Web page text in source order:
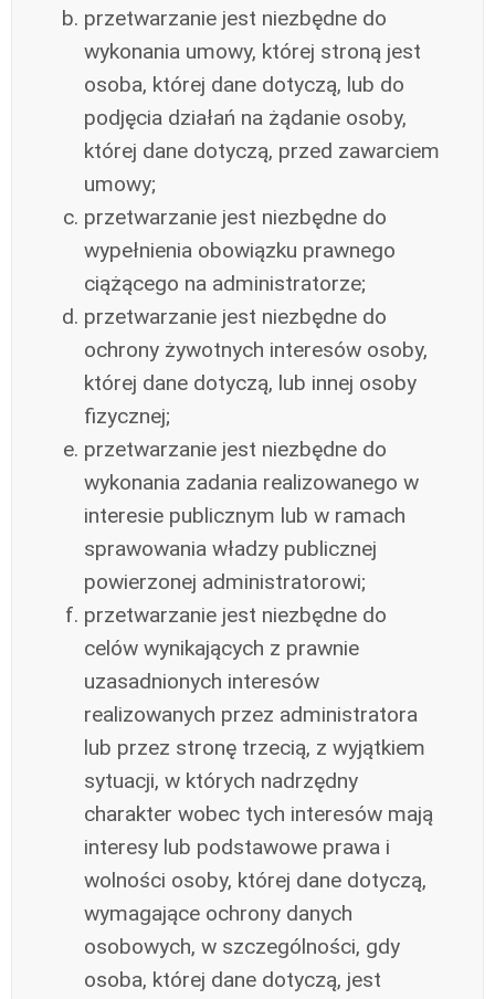
przetwarzanie jest niezbędne do
wykonania umowy, której stroną jest
osoba, której dane dotyczą, lub do
podjęcia działań na żądanie osoby,
której dane dotyczą, przed zawarciem
umowy;
przetwarzanie jest niezbędne do
wypełnienia obowiązku prawnego
ciążącego na administratorze;
przetwarzanie jest niezbędne do
ochrony żywotnych interesów osoby,
której dane dotyczą, lub innej osoby
fizycznej;
przetwarzanie jest niezbędne do
wykonania zadania realizowanego w
interesie publicznym lub w ramach
sprawowania władzy publicznej
powierzonej administratorowi;
przetwarzanie jest niezbędne do
celów wynikających z prawnie
uzasadnionych interesów
realizowanych przez administratora
lub przez stronę trzecią, z wyjątkiem
sytuacji, w których nadrzędny
charakter wobec tych interesów mają
interesy lub podstawowe prawa i
wolności osoby, której dane dotyczą,
wymagające ochrony danych
osobowych, w szczególności, gdy
osoba, której dane dotyczą, jest